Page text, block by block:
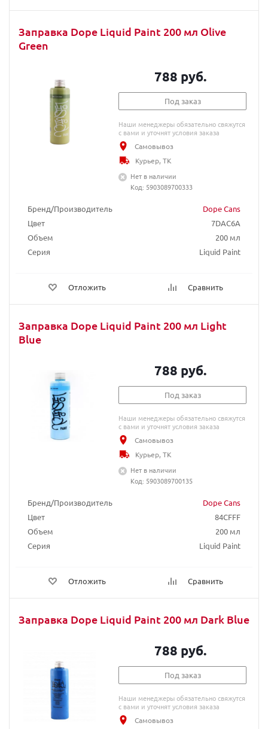
Заправка Dope Liquid Paint 200 мл Olive
Green
Бренд/Производитель
Dope Cans
Цвет
7DAC6A
Объем
200 мл
Серия
Liquid Paint
Отложить Сравнить
788 руб.
Под заказ
Наши менеджеры обязательно свяжутся
с вами и уточнят условия заказа
Самовывоз
Курьер, ТК
Нет в наличии
Код: 5903089700333
Заправка Dope Liquid Paint 200 мл Light
Blue
Бренд/Производитель
Dope Cans
Цвет
84CFFF
Объем
200 мл
Серия
Liquid Paint
Отложить Сравнить
788 руб.
Под заказ
Наши менеджеры обязательно свяжутся
с вами и уточнят условия заказа
Самовывоз
Курьер, ТК
Нет в наличии
Код: 5903089700135
Заправка Dope Liquid Paint 200 мл Dark Blue
788 руб.
Под заказ
Наши менеджеры обязательно свяжутся
с вами и уточнят условия заказа
Самовывоз